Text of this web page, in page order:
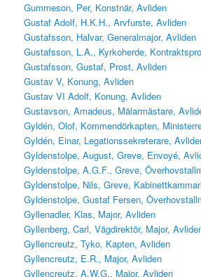
Gummeson, Per, Konstnär, Avliden
Gustaf Adolf, H.K.H., Arvfurste, Avliden
Gustafsson, Halvar, Generalmajor, Avliden
Gustafsson, L.A., Kyrkoherde,
Gustafsson, Gustaf, Prost, Avliden
Gustav V, Konung, Avliden
Gustav VI Adolf, Konung, Avliden
Gustavson, Amadeus, Målarmästare,
Gyldén, Olof, Kommendörkapten,
Gyldén, Einar, Legationssekreterare,
Gyldenstolpe, August, Greve, Envoyé,
Gyldenstolpe, A.G.F., Greve,
Gyldenstolpe, Nils, Greve,
Gyldenstolpe, Gustaf Fersen,
Gyllenadler, Klas, Major, Avliden
Gyllenberg, Carl, Vägdirektör, Major,
Gyllencreutz, Tyko, Kapten, Avliden
Gyllencreutz, E.R., Major, Avliden
Gyllencreutz, A.W.G., Major, Avliden